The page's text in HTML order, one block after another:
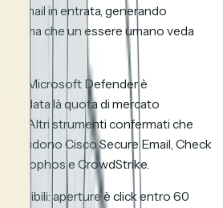
email in entrata, generando
prima che un essere umano veda
di Microsoft Defender è
data là quota di mercato
Altri strumenti confermati che
Cisco Secure Email, Check
Sophos e CrowdStrike.
aperture è click entro 60